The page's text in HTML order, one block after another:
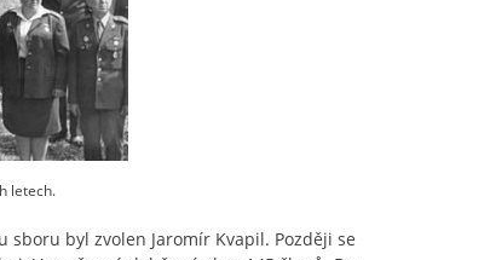
letech.
sboru byl zvolen Jaromír Kvapil. Později se